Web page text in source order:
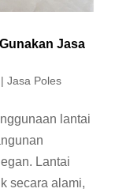
Jasa
| Jasa Poles
lantai
Lantai
secara alami,